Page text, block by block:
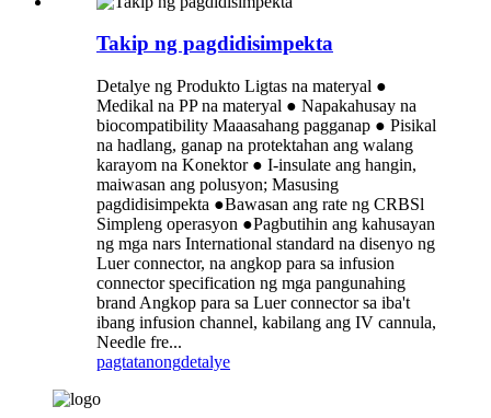
Takip ng pagdidisimpekta
Detalye ng Produkto Ligtas na materyal ●
Medikal na PP na materyal ● Napakahusay na
biocompatibility Maaasahang pagganap ● Pisikal
na hadlang, ganap na protektahan ang walang
karayom na Konektor ● I-insulate ang hangin,
maiwasan ang polusyon; Masusing
pagdidisimpekta ●Bawasan ang rate ng CRBSl
Simpleng operasyon ●Pagbutihin ang kahusayan
ng mga nars International standard na disenyo ng
Luer connector, na angkop para sa infusion
connector specification ng mga pangunahing
brand Angkop para sa Luer connector sa iba't
ibang infusion channel, kabilang ang IV cannula,
Needle fre...
pagtatanongdetalye